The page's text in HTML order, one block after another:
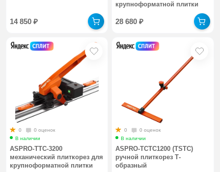
14 850₽
крупноформатной плитки
28 680₽
0
0 оценок
В наличии
ASPRO-TTC-3200
механический плиткорез для
крупноформатной плитки
0
0 оценок
В наличии
ASPRO-TСTC1200 (TSTC)
ручной плиткорез Т-
образный